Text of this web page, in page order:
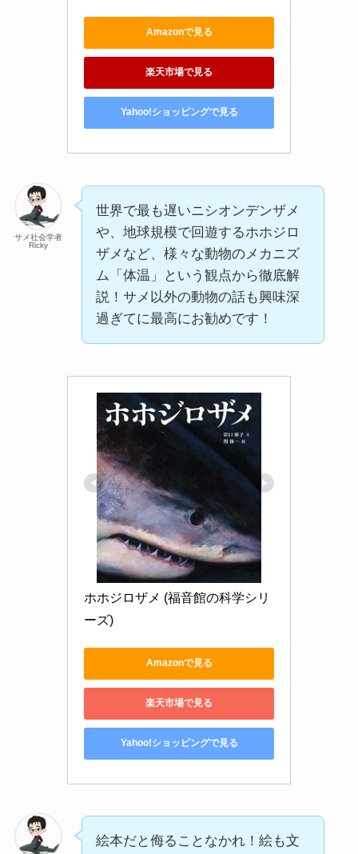
Amazonで見る
楽天市場で見る
Yahoo!ショッピングで見る
サメ社会学者
Ricky
世界で最も遅いニシオンデンザメ
や、地球規模で回遊するホホジロ
ザメなど、様々な動物のメカニズ
ム「体温」という観点から徹底解
説！サメ以外の動物の話も興味深
過ぎてに最高にお勧めです！
ホホジロザメ (福音館の科学シリ
ーズ)
Amazonで見る
楽天市場で見る
Yahoo!ショッピングで見る
絵本だと侮ることなかれ！絵も文